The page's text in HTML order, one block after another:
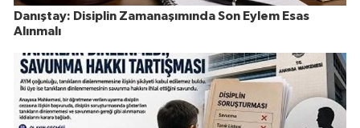
Danıştay: Disiplin Zamanaşımında Son Eylem Esas
Alınmalı